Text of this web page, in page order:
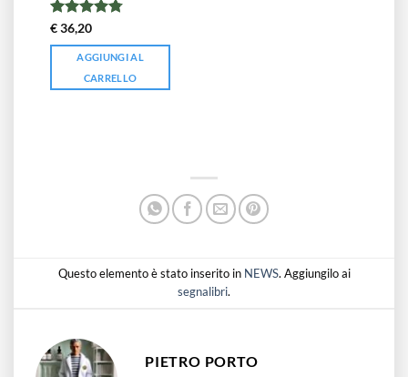
Valutato
4.75su 5
€36,20
AGGIUNGI AL
CARRELLO
Questo elemento è stato inserito in NEWS. Aggiungilo ai
segnalibri.
PIETRO PORTO